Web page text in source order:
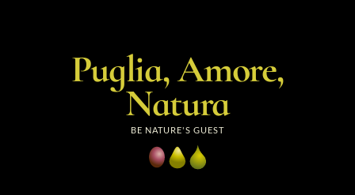
Puglia, Amore,
Natura
BE NATURE'S GUEST